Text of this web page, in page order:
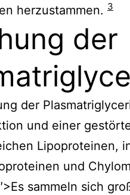
herzustammen. 3
der
der
und einer
Lipoproteinen,
und
sammeln sich